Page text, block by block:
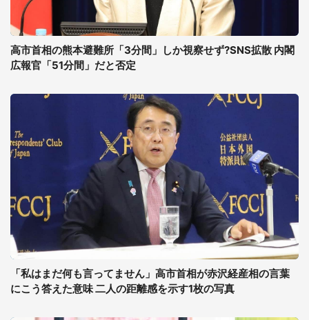
高市首相の熊本避難所「3分間」しか視察せず?SNS拡散 内閣
広報官「51分間」だと否定
「私はまだ何も言ってません」高市首相が赤沢経産相の言葉
にこう答えた意味 二人の距離感を示す1枚の写真